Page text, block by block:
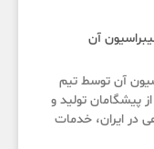
آن
آن توسط تیم
پیشگامان تولید و
در ایران، خدمات